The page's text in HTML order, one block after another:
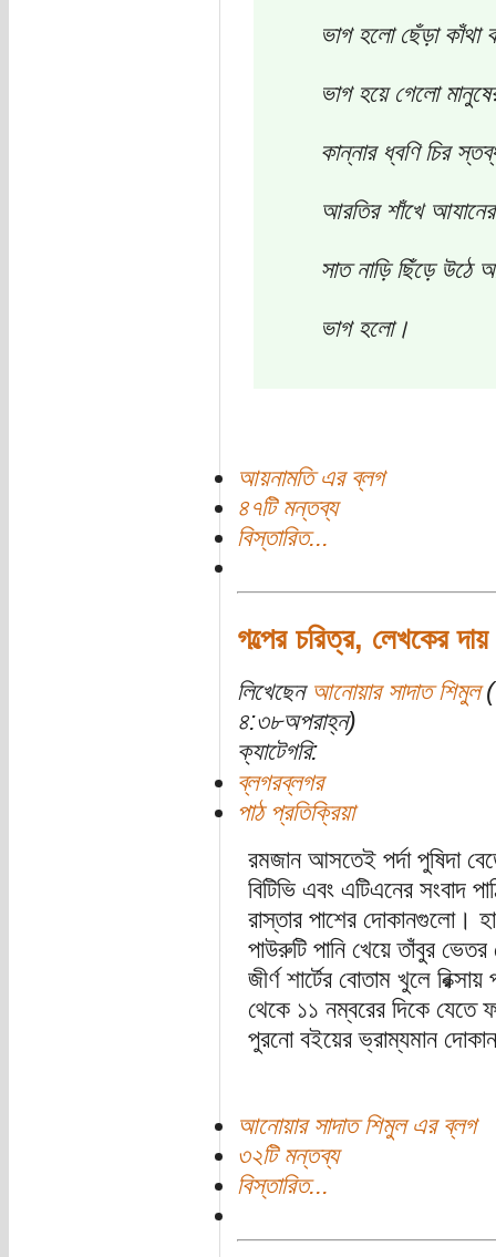
ভাগ হলো ছেঁড়া কাঁথা
ভাগ হয়ে গেলো
কান্নার ধ্বণি চির
আরতির শাঁখে
সাত নাড়ি ছিঁড়ে উঠে
ভাগ হলো।
আয়নামতি এর ব্লগ
৪৭টি মন্তব্য
বিস্তারিত...
গল্পের চরিত্র, লেখকের দায়
লিখেছেন আনোয়ার সাদাত শিমুল
৪:৩৮অপরাহ্ন)
ক্যাটেগরি:
ব্লগরব্লগর
পাঠ প্রতিক্রিয়া
রমজান আসতেই পর্দা পুষিদা
বিটিভি এবং এটিএনের সংবাদ
রাস্তার পাশের দোকানগুলো।
পাউরুটি পানি খেয়ে তাঁবুর ভেতর
জীর্ণ শার্টের বোতাম খুলে
থেকে ১১ নম্বরের দিকে যেতে
পুরনো বইয়ের ভ্রাম্যমান
আনোয়ার সাদাত শিমুল এর ব্লগ
৩২টি মন্তব্য
বিস্তারিত...